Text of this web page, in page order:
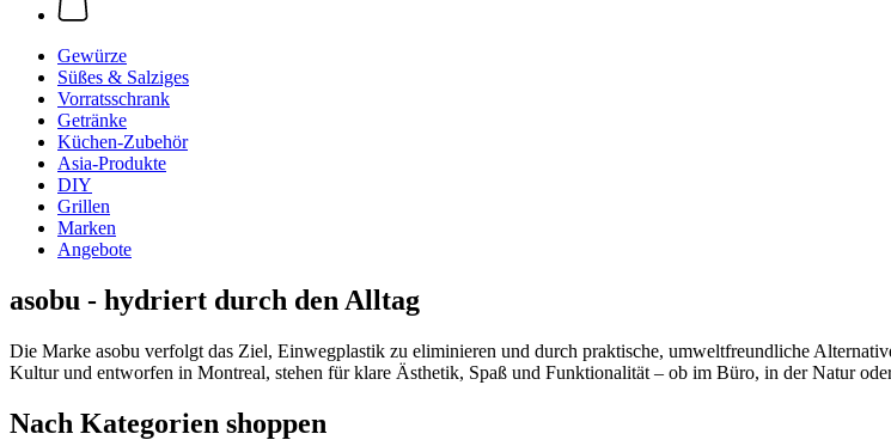
Gewürze
Süßes & Salziges
Vorratsschrank
Getränke
Küchen-Zubehör
Asia-Produkte
DIY
Grillen
Marken
Angebote
asobu - hydriert durch den Alltag
Die Marke asobu verfolgt das Ziel, Einwegplastik zu eliminieren und durch praktische, umweltfreundliche
Kultur und entworfen in Montreal, stehen für klare Ästhetik, Spaß und Funktionalität – ob im Büro, in der Natur
Nach Kategorien shoppen